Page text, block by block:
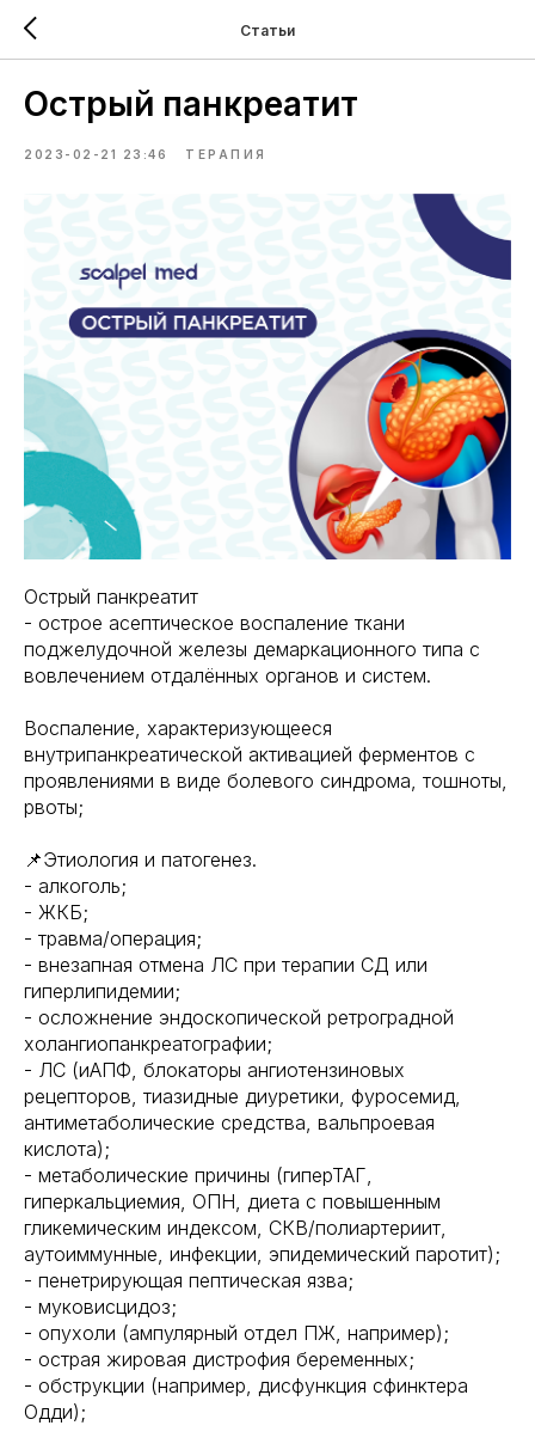
Статьи
Острый панкреатит
2023-02-21 23:46 ТЕРАПИЯ
Острый панкреатит
- острое асептическое воспаление ткани
поджелудочной железы демаркационного типа с
вовлечением отдалённых органов и систем.
Воспаление, характеризующееся
внутрипанкреатической активацией ферментов с
проявлениями в виде болевого синдрома, тошноты,
рвоты;
📌Этиология и патогенез.
- алкоголь;
- ЖКБ;
- травма/операция;
- внезапная отмена ЛС при терапии СД или
гиперлипидемии;
- осложнение эндоскопической ретроградной
холангиопанкреатографии;
- ЛС (иАПФ, блокаторы ангиотензиновых
рецепторов, тиазидные диуретики, фуросемид,
антиметаболические средства, вальпроевая
кислота);
- метаболические причины (гиперТАГ,
гиперкальциемия, ОПН, диета с повышенным
гликемическим индексом, СКВ/полиартериит,
аутоиммунные, инфекции, эпидемический паротит);
- пенетрирующая пептическая язва;
- муковисцидоз;
- опухоли (ампулярный отдел ПЖ, например);
- острая жировая дистрофия беременных;
- обструкции (например, дисфункция сфинктера
Одди);